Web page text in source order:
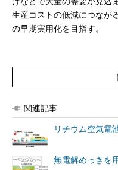
生産コストの低減につなが
の早期実用化を目指す。
関連記事
リチウム空気電
無電解めっきを